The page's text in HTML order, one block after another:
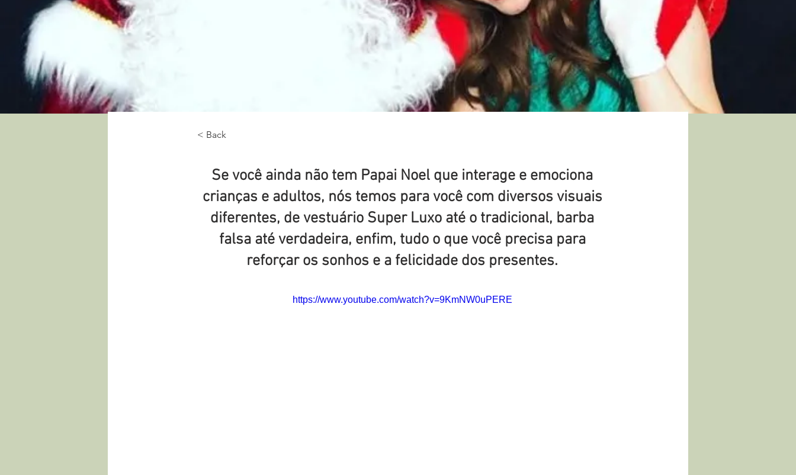
< Back
Visita do Papai Noel
Se você ainda não tem Papai Noel que interage e emociona
crianças e adultos, nós temos para você com diversos visuais
diferentes, de vestuário Super Luxo até o tradicional, barba
falsa até verdadeira, enfim, tudo o que você precisa para
reforçar os sonhos e a felicidade dos presentes.
https://www.youtube.com/watch?v=9KmNW0uPERE